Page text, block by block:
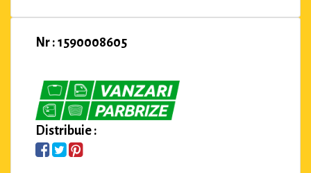
Nr : 1590008605
Distribuie :